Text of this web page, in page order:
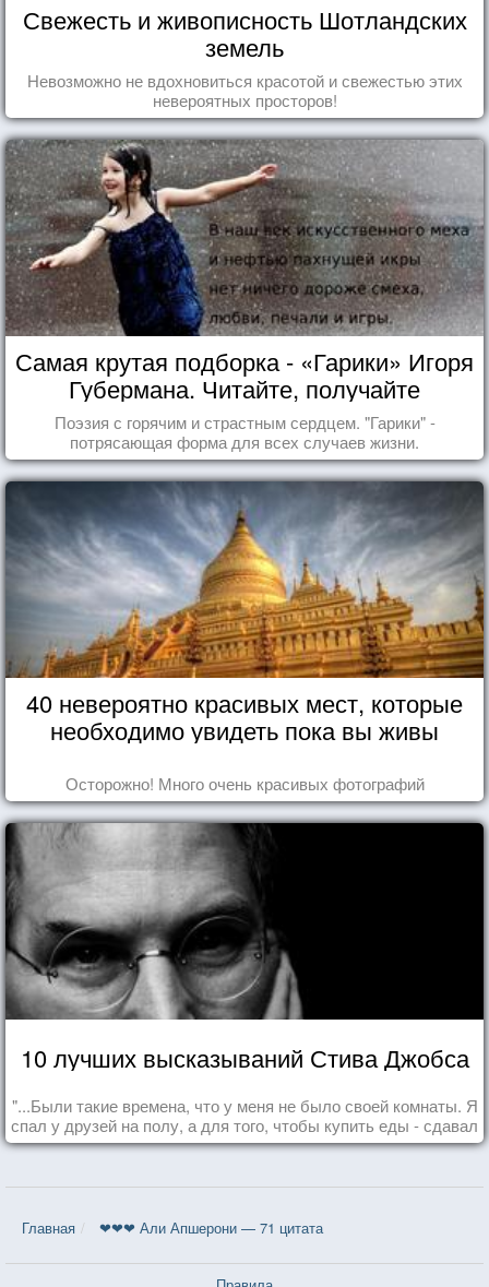
Свежесть и живописность Шотландских
земель
Невозможно не вдохновиться красотой и свежестью этих
невероятных просторов!
Самая крутая подборка - «Гарики» Игоря
Губермана. Читайте, получайте
удовольствие!
Поэзия с горячим и страстным сердцем. "Гарики" -
потрясающая форма для всех случаев жизни.
40 невероятно красивых мест, которые
необходимо увидеть пока вы живы
Осторожно! Много очень красивых фотографий
10 лучших высказываний Стива Джобса
"...Были такие времена, что у меня не было своей комнаты. Я
спал у друзей на полу, а для того, чтобы купить еды - сдавал
бутылки из под кока-колы"
Главная ❤❤❤ Али Апшерони — 71 цитата